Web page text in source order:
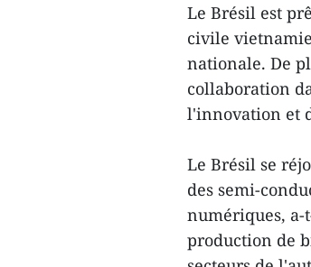
Le Brésil est
civile
nationale. De
collaboration
l'innovation et
Le Brésil se
des semi-
numériques, a-
production de